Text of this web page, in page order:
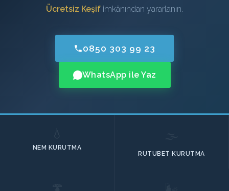
Ücretsiz Keşif imkânından yararlanın.
0850 303 99 23
WhatsApp ile Yaz
NEM KURUTMA
RUTUBET KURUTMA